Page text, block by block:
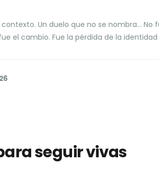
Un duelo que no se nombra… No
el cambio. Fue la pérdida de la
seguir vivas